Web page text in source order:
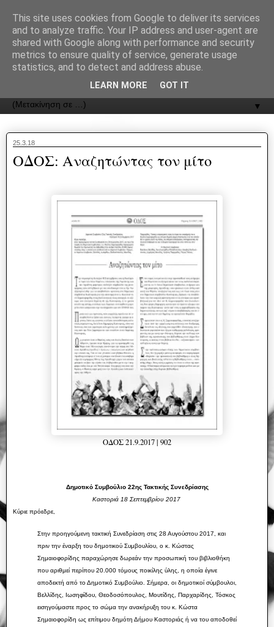
ΟΔΟΣ
▼
25.3.18
ΟΔΟΣ: Αναζητώντας τον μίτο
ΟΔΟΣ 21.9.2017 | 902
Δημοτικό Συμβούλιο 22ης Τακτικής Συνεδρίασης
Καστοριά 18 Σεπτεμβρίου 2017
Κύριε πρόεδρε,
Στην προηγούμενη τακτική Συνεδρίαση στις 28 Αυγούστου 2017, και
πριν την έναρξη του δημοτικού Συμβουλίου, ο κ. Κώστας
Σημαιοφορίδης παραχώρησε δωρεάν την προσωπική του βιβλιοθήκη
που αριθμεί περίπου 20.000 τόμους ποικίλης ύλης, η οποία έγινε
αποδεκτή από το Δημοτικό Συμβούλιο. Σήμερα, οι δημοτικοί σύμβουλοι,
Βελλίδης, Ιωσηφίδου, Θεοδοσόπουλος, Μουτίδης, Παρχαρίδης, Τόσκος
εισηγούμαστε προς το σώμα την ανακήρυξη του κ. Κώστα
Σημαιοφορίδη ως επίτιμου δημότη Δήμου Καστοριάς ή να του αποδοθεί
This site uses cookies from Google to deliver its services
and to analyze traffic. Your IP address and user-agent are
shared with Google along with performance and security
metrics to ensure quality of service, generate usage
statistics, and to detect and address abuse.
LEARN MORE GOT IT